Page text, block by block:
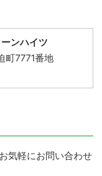
ンハイツ
町7771番地
気軽にお問い合わせ